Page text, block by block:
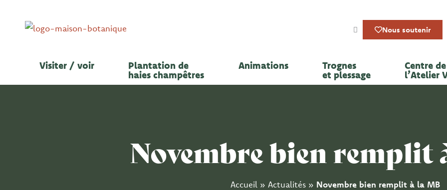
Nous soutenir
Visiter / voir Plantation de
haies champêtres
Animations Trognes
et plessage
Centre
l’Atelier
Novembre bien remplit
Accueil » Actualités » Novembre bien remplit à la MB